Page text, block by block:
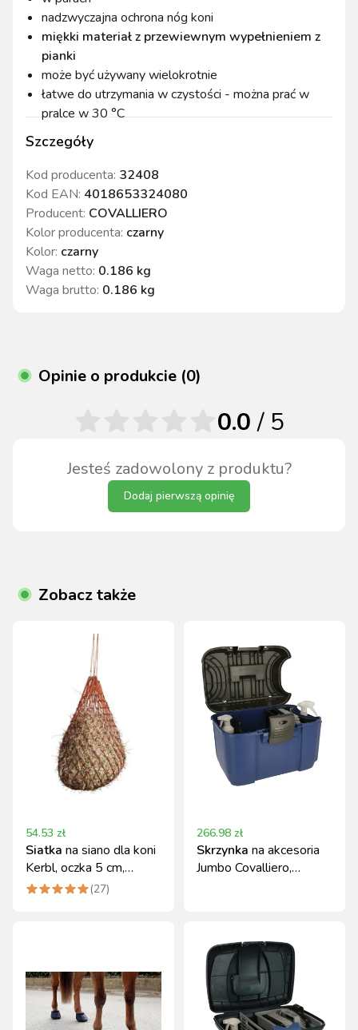
Szczegóły
Kod producenta: 32408
Kod EAN: 4018653324080
Producent: COVALLIERO
Kolor producenta: czarny
Kolor: czarny
Waga netto: 0.186 kg
Waga brutto: 0.186 kg
nadzwyczajna ochrona nóg koni
miękki materiał z przewiewnym wypełnieniem z
pianki
może być używany wielokrotnie
łatwe do utrzymania w czystości - można prać w
pralce w 30 °C
Opinie o produkcie (0)
Jesteś zadowolony z produktu?
Dodaj pierwszą opinię
0.0/ 5
Zobacz także
54.53 zł
Siatka na siano dla koni
Kerbl, oczka 5 cm,
czerwona
(27)
266.98 zł
Skrzynka na akcesoria
Jumbo Covalliero,